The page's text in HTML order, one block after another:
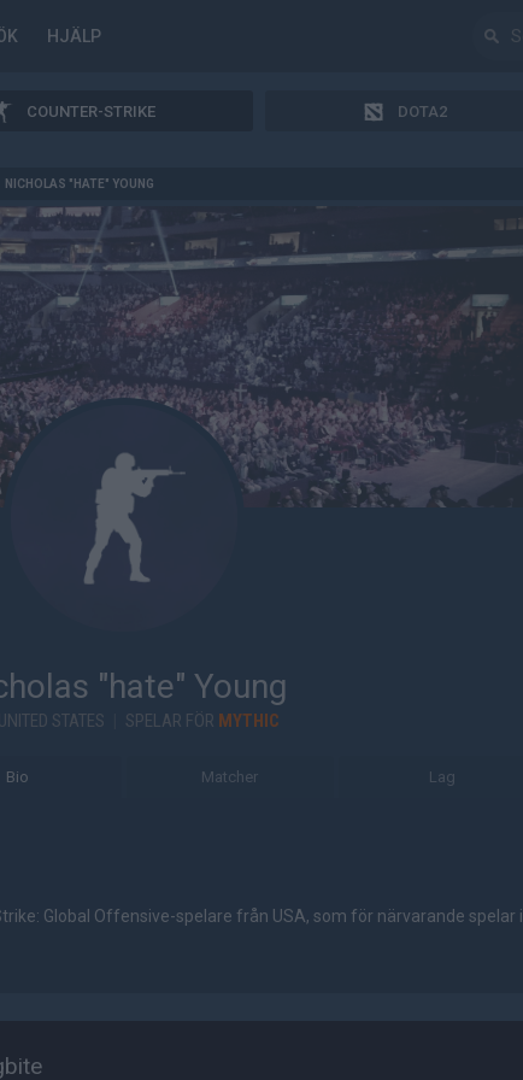
HJÄLP
COUNTER-STRIKE DOTA2
NICHOLAS "HATE" YOUNG
"hate" Young
STATES SPELAR FÖR MYTHIC
Bio Matcher Lag
Global Offensive-spelare från USA, som för närvarande spelar i